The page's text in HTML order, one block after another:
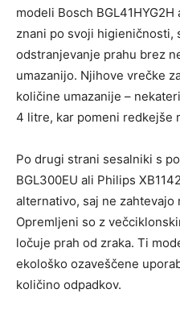
modeli Bosch
znani po svoji higieničnosti,
odstranjevanje prahu brez
umazanijo. Njihove vrečke
količine umazanije –
4 litre, kar pomeni redkejše
Po drugi strani sesalniki s
BGL300EU ali Philips
alternativo, saj ne zahtevajo
Opremljeni so z
ločuje prah od zraka. Ti
ekološko ozaveščene
količino odpadkov.